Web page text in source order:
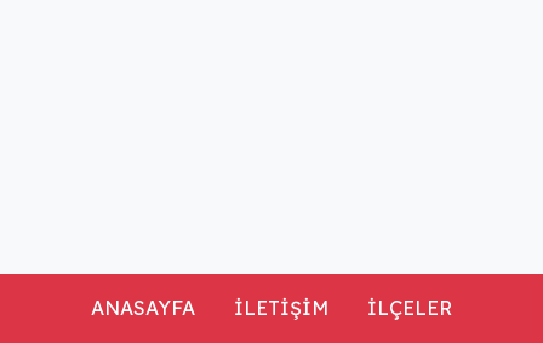
ANASAYFA İLETİŞİM
İLÇELER